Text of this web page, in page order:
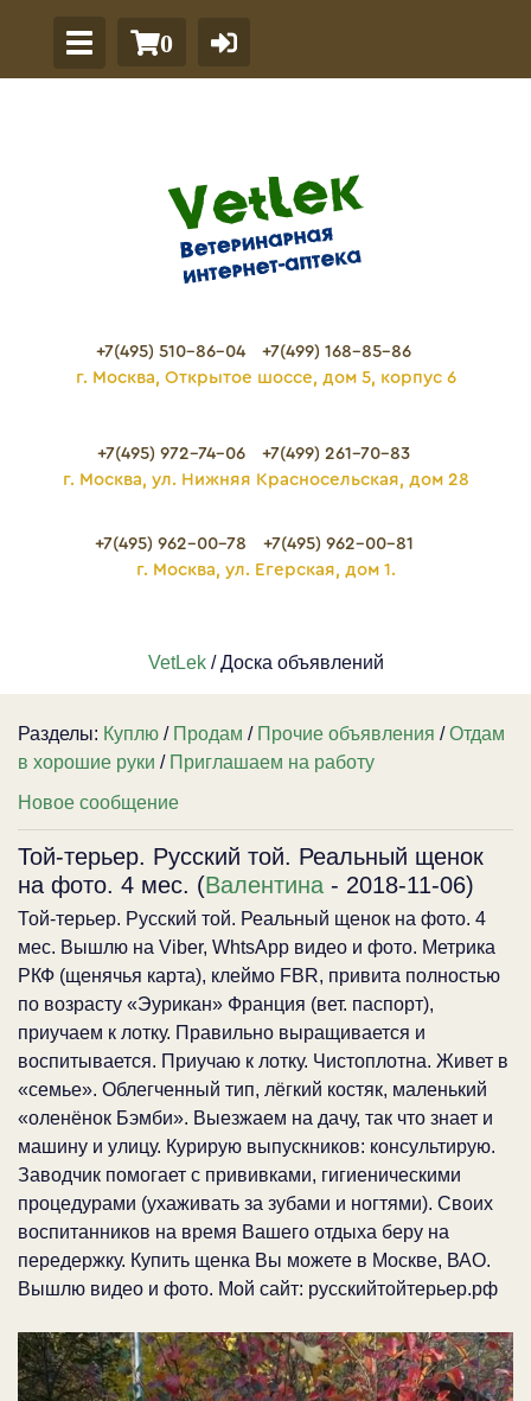
0
+7(495) 510-86-04
+7(499) 168-85-86
г. Москва, Открытое шоссе, дом 5, корпус 6
+7(495) 972-74-06
+7(499) 261-70-83
г. Москва, ул. Нижняя Красносельская, дом 28
+7(495) 962-00-78
+7(495) 962-00-81
г. Москва, ул. Егерская, дом 1.
VetLek/ Доска объявлений
Разделы: Куплю / Продам / Прочие объявления /Отдам
в хорошие руки / Приглашаем на работу
Новое сообщение
Той-терьер. Русский той. Реальный щенок
на фото. 4 мес. (Валентина - 2018-11-06)
Той-терьер. Русский той. Реальный щенок на фото. 4
мес. Вышлю на Viber, WhtsApp видео и фото. Метрика
РКФ (щенячья карта), клеймо FBR, привита полностью
по возрасту «Эурикан» Франция (вет. паспорт),
приучаем к лотку. Правильно выращивается и
воспитывается. Приучаю к лотку. Чистоплотна. Живет в
«семье». Облегченный тип, лёгкий костяк, маленький
«оленёнок Бэмби». Выезжаем на дачу, так что знает и
машину и улицу. Курирую выпускников: консультирую.
Заводчик помогает с прививками, гигиеническими
процедурами (ухаживать за зубами и ногтями). Своих
воспитанников на время Вашего отдыха беру на
передержку. Купить щенка Вы можете в Москве, ВАО.
Вышлю видео и фото. Мой сайт: русскийтойтерьер.рф